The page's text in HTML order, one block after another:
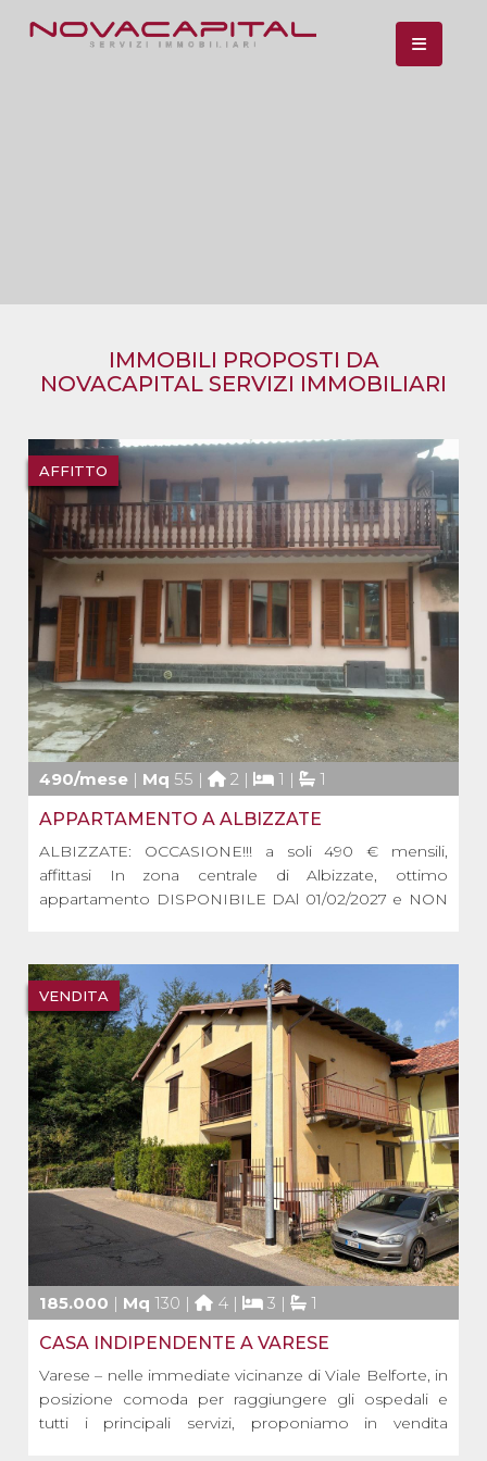
Toggle
IMMOBILI PROPOSTI DA
NOVACAPITAL SERVIZI IMMOBILIARI
AFFITTO
490/mese | Mq 55 | 2 | 1 |
1
APPARTAMENTO A ALBIZZATE
ALBIZZATE: OCCASIONE!!! a soli 490 € mensili,
affittasi In zona centrale di Albizzate, ottimo
appartamento DISPONIBILE DAl 01/02/2027 e NON
così composto: ingresso indipendente, soggiorno e
cucina op [...]
VENDITA
185.000 | Mq 130 | 4 | 3 |
1
CASA INDIPENDENTE A VARESE
Varese – nelle immediate vicinanze di Viale Belforte, in
posizione comoda per raggiungere gli ospedali e
tutti i principali servizi, proponiamo in vendita